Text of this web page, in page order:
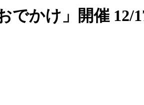
でかけ」開催 12/